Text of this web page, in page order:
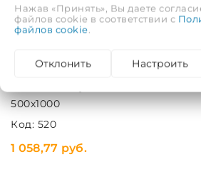
500х1000
Код: 520
1 058,77 руб.
Нажав «Принять», Вы даете
файлов cookie в соответствии с
файлов cookie.
Отклонить Настроить